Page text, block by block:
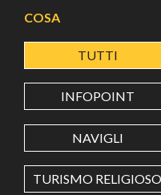
LATITUDINE
LONGITUDINE
Value in decimal
COSA
TUTTI
INFOPOINT
NAVIGLI
TURISMO RELIGIOSO